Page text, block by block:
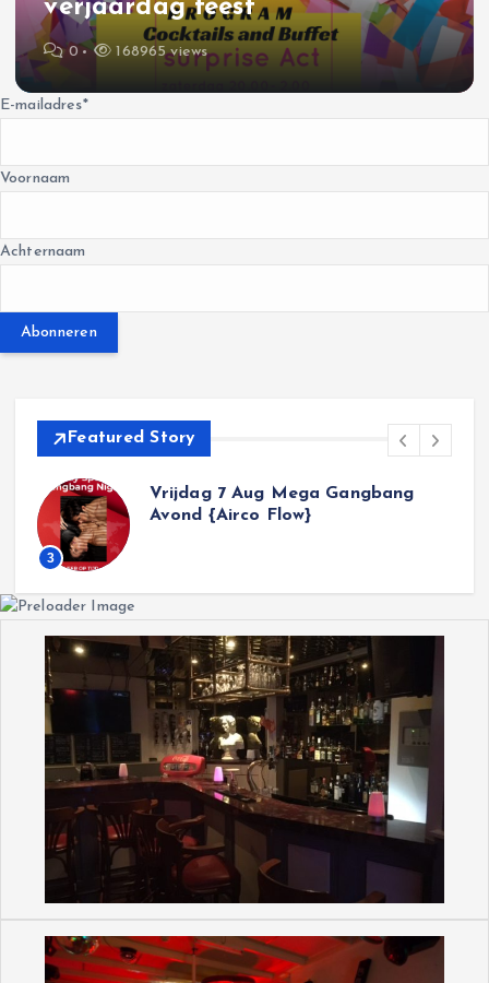
verjaardag feest
0 168965 views
E-mailadres*
Voornaam
Achternaam
Abonneren
Featured Story
3
Vrijdag 7 Aug Mega Gangbang
Avond {Airco Flow}